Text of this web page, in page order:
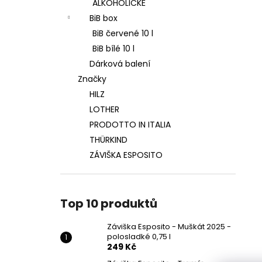
ALKOHOLICKÉ
BiB box
BiB červené 10 l
BiB bílé 10 l
Dárková balení
Značky
HILZ
LOTHER
PRODOTTO IN ITALIA
THÜRKIND
ZÁVIŠKA ESPOSITO
Top 10 produktů
Záviška Esposito - Muškát 2025 -
polosladké 0,75 l
249 Kč
ZÁVIŠKA ESPOSITO - MUŠKÁT 2025 -
POLOSLADKÉ 0,75 L
249 Kč